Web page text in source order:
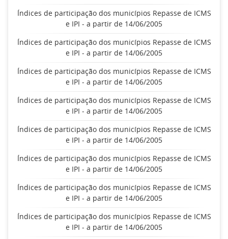
Índices de participação dos municípios Repasse de ICMS
e IPI - a partir de 14/06/2005
Índices de participação dos municípios Repasse de ICMS
e IPI - a partir de 14/06/2005
Índices de participação dos municípios Repasse de ICMS
e IPI - a partir de 14/06/2005
Índices de participação dos municípios Repasse de ICMS
e IPI - a partir de 14/06/2005
Índices de participação dos municípios Repasse de ICMS
e IPI - a partir de 14/06/2005
Índices de participação dos municípios Repasse de ICMS
e IPI - a partir de 14/06/2005
Índices de participação dos municípios Repasse de ICMS
e IPI - a partir de 14/06/2005
Índices de participação dos municípios Repasse de ICMS
e IPI - a partir de 14/06/2005